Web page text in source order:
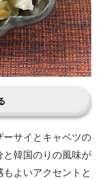
サイとキャベツの
韓国のりの風味が
よいアクセントと